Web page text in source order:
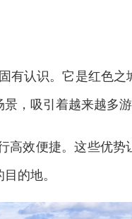
有认识。它是红色之
，吸引着越来越多
高效便捷。这些优势
的地。